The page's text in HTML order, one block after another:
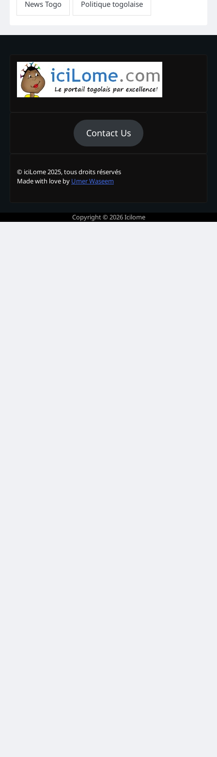
Contact Us
© iciLome 2025, tous droits réservés
Made with love by Umer Waseem
Copyright © 2026Icilome